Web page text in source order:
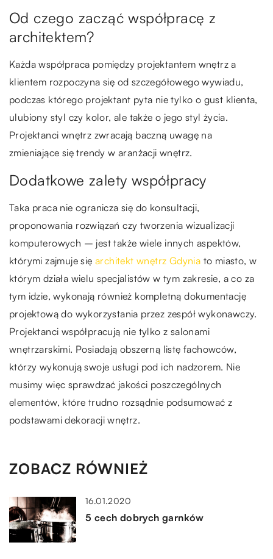
Od czego zacząć współpracę z
architektem?
Każda współpraca pomiędzy projektantem wnętrz a
klientem rozpoczyna się od szczegółowego wywiadu,
podczas którego projektant pyta nie tylko o gust klienta,
ulubiony styl czy kolor, ale także o jego styl życia.
Projektanci wnętrz zwracają baczną uwagę na
zmieniające się trendy w aranżacji wnętrz.
Dodatkowe zalety współpracy
Taka praca nie ogranicza się do konsultacji,
proponowania rozwiązań czy tworzenia wizualizacji
komputerowych – jest także wiele innych aspektów,
którymi zajmuje się architekt wnętrz Gdynia to miasto, w
którym działa wielu specjalistów w tym zakresie, a co za
tym idzie, wykonają również kompletną dokumentację
projektową do wykorzystania przez zespół wykonawczy.
Projektanci współpracują nie tylko z salonami
wnętrzarskimi. Posiadają obszerną listę fachowców,
którzy wykonują swoje usługi pod ich nadzorem. Nie
musimy więc sprawdzać jakości poszczególnych
elementów, które trudno rozsądnie podsumować z
podstawami dekoracji wnętrz.
ZOBACZ RÓWNIEŻ
16.01.2020
5 cech dobrych garnków